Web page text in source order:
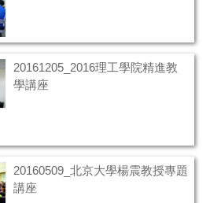
20161205_2016理工學院精進教
學講座
20160509_北京大學楊震教授專題
講座